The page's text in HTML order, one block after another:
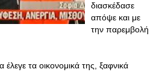
διασκέδασε
απόψε και με
την παρεμβολή
τα οικονομικά της, ξαφνικά